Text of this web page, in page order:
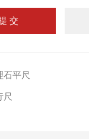
石平尺
尺